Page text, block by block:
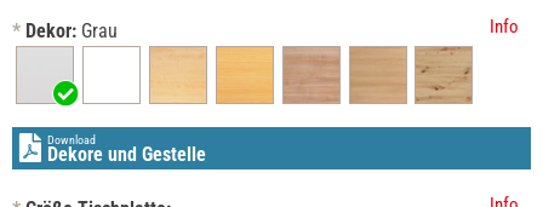
* Dekor: Grau Info
Download
Dekore und Gestelle